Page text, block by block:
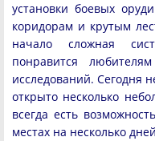
установки боевых
коридорам и крутым
начало сложная
понравится
исследований. Сегодня
открыто несколько
всегда есть
местах на несколько